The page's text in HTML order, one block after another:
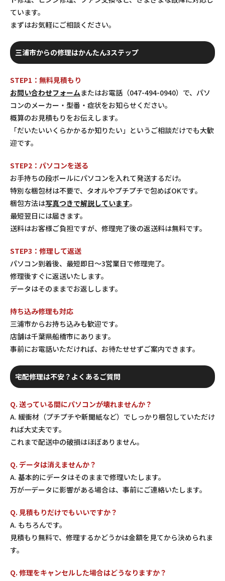
ています。
まずはお気軽にご相談ください。
三浦市からの修理はかんたん3ステップ
STEP1：無料見積もり
お問い合わせフォームまたはお電話（047-494-0940）で、パソ
コンのメーカー・型番・症状をお知らせください。
概算のお見積もりをお伝えします。
「だいたいいくらかかるか知りたい」というご相談だけでも大歓
迎です。
STEP2：パソコンを送る
お手持ちの段ボールにパソコンを入れて発送するだけ。
特別な梱包材は不要で、タオルやプチプチで包めばOKです。
梱包方法は写真つきで解説しています。
最短翌日には届きます。
送料はお客様ご負担ですが、修理完了後の返送料は無料です。
STEP3：修理して返送
パソコン到着後、最短即日〜3営業日で修理完了。
修理後すぐに返送いたします。
データはそのままでお返しします。
持ち込み修理も対応
三浦市からお持ち込みも歓迎です。
店舗は千葉県船橋市にあります。
事前にお電話いただければ、お待たせせずご案内できます。
宅配修理は不安？よくあるご質問
Q. 送っている間にパソコンが壊れませんか？
A. 緩衝材（プチプチや新聞紙など）でしっかり梱包していただけ
れば大丈夫です。
これまで配送中の破損はほぼありません。
Q. データは消えませんか？
A. 基本的にデータはそのままで修理いたします。
万が一データに影響がある場合は、事前にご連絡いたします。
Q. 見積もりだけでもいいですか？
A. もちろんです。
見積もり無料で、修理するかどうかは金額を見てから決められま
す。
Q. 修理をキャンセルした場合はどうなりますか？